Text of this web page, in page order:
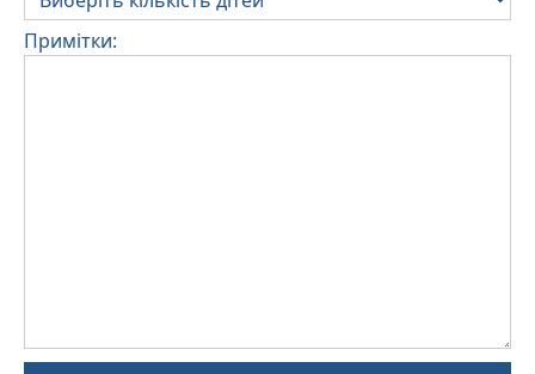
Примітки: